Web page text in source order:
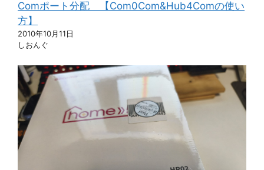
Comポート分配 【Com0Com&Hub4Comの使い
方】
2010年10月11日
しおんぐ